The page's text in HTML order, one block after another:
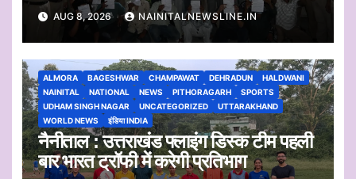
AUG 8, 2026 NAINITALNEWSLINE.IN
ALMORA BAGESHWAR CHAMPAWAT DEHRADUN
HALDWANI
NAINITAL
NATIONAL NEWS PITHORAGARH
SPORTS
UDHAM SINGH NAGAR
UNCATEGORIZED
UTTARAKHAND
WORLD NEWS
इंडिया INDIA
नैनीताल : उत्तराखंड फ्लाइंग डिस्क टीम पहली
बार भारत ट्रॉफी में करेगी प्रतिभाग